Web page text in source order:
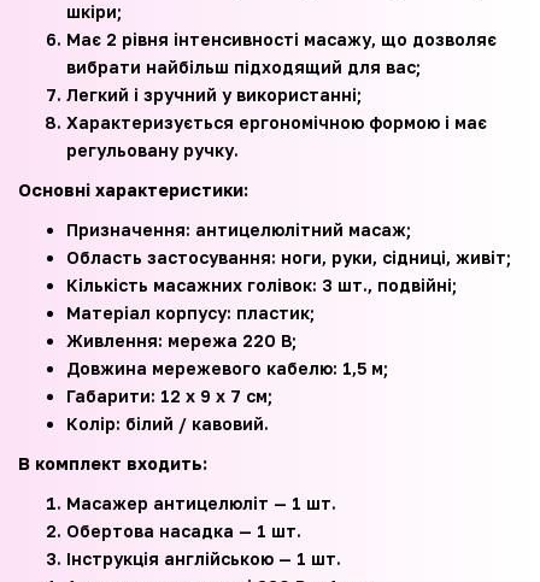
шкіри;
Має 2 рівня інтенсивності масажу, що дозволяє
вибрати найбільш підходящий для вас;
Легкий і зручний у використанні;
Характеризується ергономічною формою і має
регульовану ручку.
Основні характеристики:
Призначення: антицелюлітний масаж;
Область застосування: ноги, руки, сідниці, живіт;
Кількість масажних голівок: 3 шт., подвійні;
Матеріал корпусу: пластик;
Живлення: мережа 220 В;
Довжина мережевого кабелю: 1,5 м;
Габарити: 12 х 9 х 7 см;
Колір: білий / кавовий.
В комплект входить:
Масажер антицелюліт — 1 шт.
Обертова насадка — 1 шт.
Інструкція англійською — 1 шт.